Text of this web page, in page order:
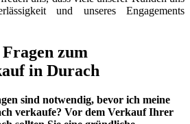
und unseres Engagements
zum
in Durach
sind notwendig, bevor ich meine
verkaufe? Vor dem Verkauf Ihrer